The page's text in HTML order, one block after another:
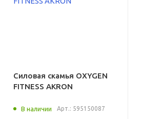
Силовая скамья OXYGEN
FITNESS AKRON
В наличии Арт.: 595150087